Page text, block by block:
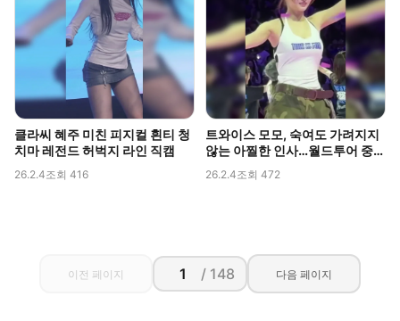
클라씨 혜주 미친 피지컬 흰티 청
치마 레전드 허벅지 라인 직캠
26.2.4조회 416
트와이스 모모, 숙여도 가려지지
않는 아찔한 인사…월드투어 중
포착된 볼륨감
26.2.4조회 472
이전 페이지 / 148 다음 페이지